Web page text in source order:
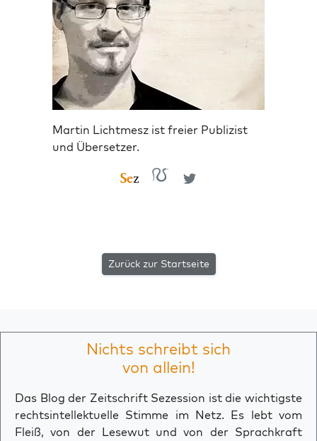
Martin Lichtmesz ist freier Publizist
und Übersetzer.
Zurück zur Startseite
Nichts schreibt sich
von allein!
Das Blog der Zeitschrift Sezession ist die wichtigste
rechtsintellektuelle Stimme im Netz. Es lebt vom
Fleiß, von der Lesewut und von der Sprachkraft